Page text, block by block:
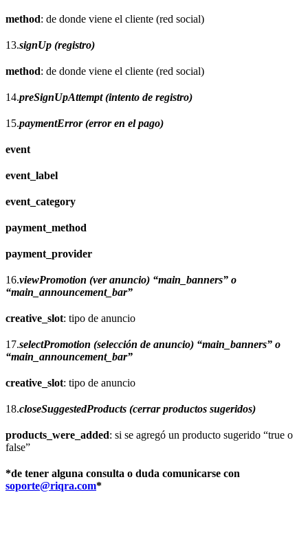
method: de donde viene el cliente (red social)
13.signUp (registro)
method: de donde viene el cliente (red social)
14.preSignUpAttempt (intento de registro)
15.paymentError (error en el pago)
event
event_label
event_category
payment_method
payment_provider
16.viewPromotion (ver anuncio) “main_banners” o
“main_announcement_bar”
creative_slot: tipo de anuncio
17.selectPromotion (selección de anuncio) “main_banners” o
“main_announcement_bar”
creative_slot: tipo de anuncio
18.closeSuggestedProducts (cerrar productos sugeridos)
products_were_added: si se agregó un producto sugerido “true o
false”
*de tener alguna consulta o duda comunicarse con
soporte@riqra.com*